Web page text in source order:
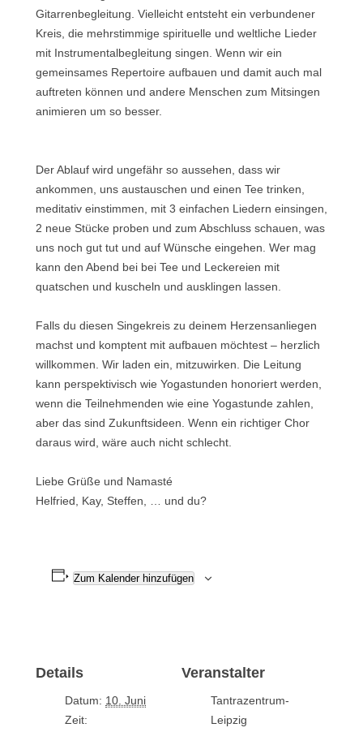
Gitarrenbegleitung. Vielleicht entsteht ein verbundener
Kreis, die mehrstimmige spirituelle und weltliche Lieder
mit Instrumentalbegleitung singen. Wenn wir ein
gemeinsames Repertoire aufbauen und damit auch mal
auftreten können und andere Menschen zum Mitsingen
animieren um so besser.
Der Ablauf wird ungefähr so aussehen, dass wir
ankommen, uns austauschen und einen Tee trinken,
meditativ einstimmen, mit 3 einfachen Liedern einsingen,
2 neue Stücke proben und zum Abschluss schauen, was
uns noch gut tut und auf Wünsche eingehen. Wer mag
kann den Abend bei bei Tee und Leckereien mit
quatschen und kuscheln und ausklingen lassen.
Falls du diesen Singekreis zu deinem Herzensanliegen
machst und komptent mit aufbauen möchtest – herzlich
willkommen. Wir laden ein, mitzuwirken. Die Leitung
kann perspektivisch wie Yogastunden honoriert werden,
wenn die Teilnehmenden wie eine Yogastunde zahlen,
aber das sind Zukunftsideen. Wenn ein richtiger Chor
daraus wird, wäre auch nicht schlecht.
Liebe Grüße und Namasté
Helfried, Kay, Steffen, … und du?
Zum Kalender hinzufügen
Details
Datum: 10. Juni
Zeit:
Veranstalter
Tantrazentrum-
Leipzig